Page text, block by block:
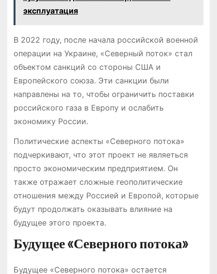
эксплуатация
В 2022 году, после начала российской военной
операции на Украине, «Северный поток» стал
объектом санкций со стороны США и
Европейского союза. Эти санкции были
направлены на то, чтобы ограничить поставки
российского газа в Европу и ослабить
экономику России.
Политические аспекты «Северного потока»
подчеркивают, что этот проект не являеться
просто экономическим предприятием. Он
также отражает сложные геополитические
отношения между Россией и Европой, которые
будут продолжать оказывать влияние на
будущее этого проекта.
Будущее «Северного потока»
Будущее «Северного потока» остается